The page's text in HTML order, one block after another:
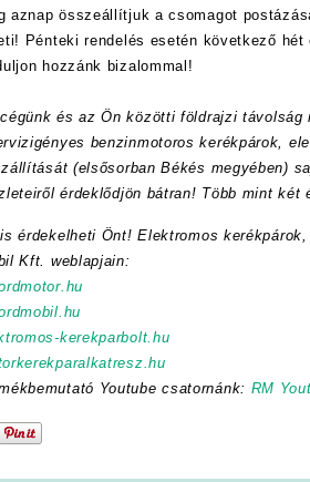
aznap összeállítjuk a csomagot
Pénteki rendelés esetén következő
hozzánk bizalommal!
és az Ön közötti földrajzi távolság
benzinmotoros kerékpárok,
(elsősorban Békés megyében)
érdeklődjön bátran! Több mint
érdekelheti Önt! Elektromos
Kft. weblapjain:
kerekparbolt.hu
Youtube csatornánk: RM